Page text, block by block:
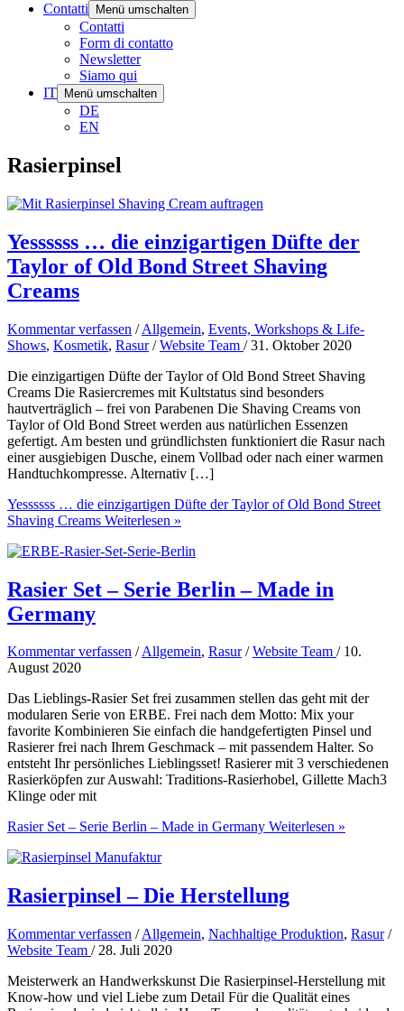
Contatti
Menü umschalten
Contatti
Form di contatto
Newsletter
Siamo qui
IT
Menü umschalten
DE
EN
Rasierpinsel
Yessssss … die einzigartigen Düfte der
Taylor of Old Bond Street Shaving
Creams
Kommentar verfassen /Allgemein, Events, Workshops & Life-
Shows, Kosmetik, Rasur/Website Team /31. Oktober 2020
Die einzigartigen Düfte der Taylor of Old Bond Street Shaving
Creams Die Rasiercremes mit Kultstatus sind besonders
hautverträglich – frei von Parabenen Die Shaving Creams von
Taylor of Old Bond Street werden aus natürlichen Essenzen
gefertigt. Am besten und gründlichsten funktioniert die Rasur nach
einer ausgiebigen Dusche, einem Vollbad oder nach einer warmen
Handtuchkompresse. Alternativ […]
Yessssss … die einzigartigen Düfte der Taylor of Old Bond Street
Shaving Creams Weiterlesen »
Rasier Set – Serie Berlin – Made in
Germany
Kommentar verfassen /Allgemein, Rasur/Website Team / 10.
August 2020
Das Lieblings-Rasier Set frei zusammen stellen das geht mit der
modularen Serie von ERBE. Frei nach dem Motto: Mix your
favorite Kombinieren Sie einfach die handgefertigten Pinsel und
Rasierer frei nach Ihrem Geschmack – mit passendem Halter. So
entsteht Ihr persönliches Lieblingsset! Rasierer mit 3 verschiedenen
Rasierköpfen zur Auswahl: Traditions-Rasierhobel, Gillette Mach3
Klinge oder mit
Rasier Set – Serie Berlin – Made in Germany Weiterlesen »
Rasierpinsel – Die Herstellung
Kommentar verfassen /Allgemein, Nachhaltige Produktion, Rasur/
Website Team / 28. Juli 2020
Meisterwerk an Handwerkskunst Die Rasierpinsel-Herstellung mit
Know-how und viel Liebe zum Detail Für die Qualität eines